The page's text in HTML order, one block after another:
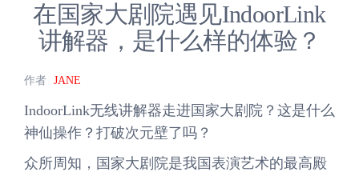
在国家大剧院遇见IndoorLink
讲解器，是什么样的体验？
作者 JANE
IndoorLink无线讲解器走进国家大剧院？这是什么
神仙操作？打破次元壁了吗？
众所周知，国家大剧院是我国表演艺术的最高殿